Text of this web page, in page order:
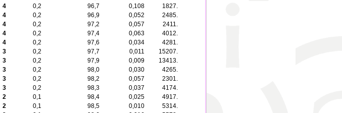
4 0,2 96,7 0,108
1827.
4 0,2 96,9 0,052
2485.
4 0,2 97,2 0,057
2411.
4 0,2 97,4 0,063
4012.
4 0,2 97,6 0,034
4281.
3 0,2 97,7 0,011
15207.
3 0,2 97,9 0,009
13413.
3 0,2 98,0 0,030
4265.
3 0,2 98,2 0,057
2301.
3 0,2 98,3 0,037
4174.
2 0,1 98,4 0,025
4917.
2 0,1 98,5 0,010
5314.